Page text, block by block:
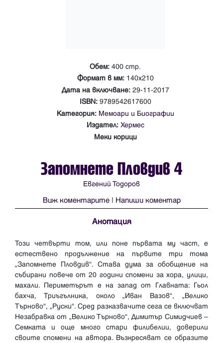
Обем: 400 стр.
Формат в мм: 140х210
Дата на включване: 29-11-2017
ISBN: 9789542617600
Категория: Мемоари и Биографии
Издател: Хермес
Меки корици
Запомнете Пловдив 4
Евгений Тодоров
Виж коментарите | Напиши коментар
Анотация
Този четвърти том, или поне първата му част, е
естествено продължение на първите три тома
„Запомнете Пловдив“. Става дума за обобщение на
събирани повече от 20 години спомени за хора, улици,
махали. Периметърът е на запад от Главната: Гьол
бахча, Триъгълника, около „Иван Вазов“, „Велико
Търново“, „Руски“. Сред разказвачите сега се включват
Незабравка от „Велико Търново“, Димитър Симидчиев –
Семката и още много стари филибелии, доверили
своите спомени на автора. Възкресяват се образите